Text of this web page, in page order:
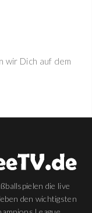
wir Dich auf dem
die live
den wichtigsten